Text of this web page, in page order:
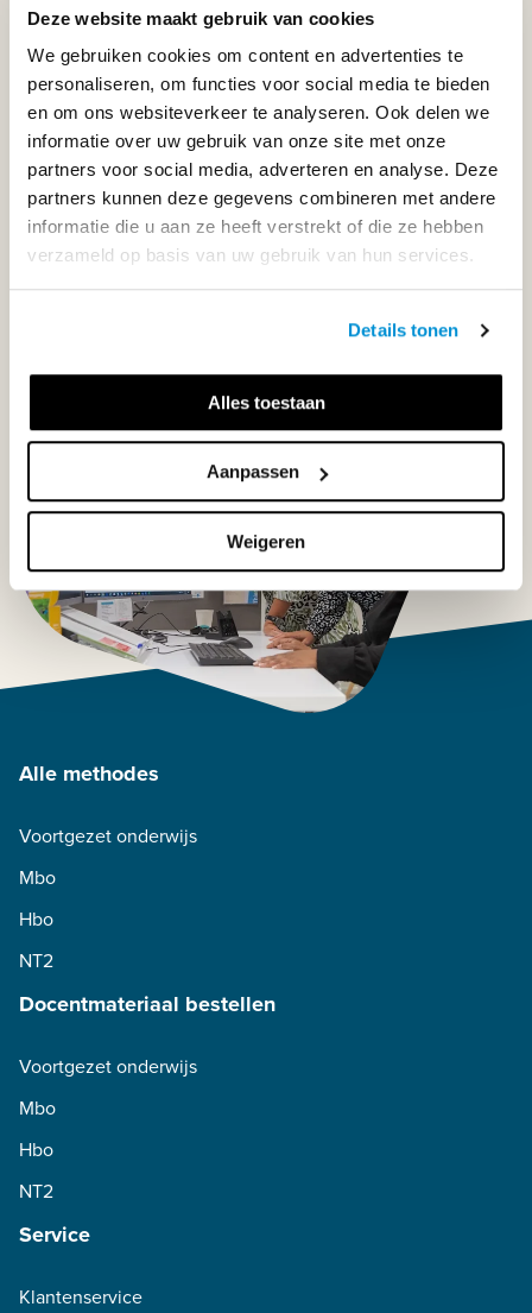
Deze website maakt gebruik van cookies
We gebruiken cookies om content en advertenties te
personaliseren, om functies voor social media te bieden
en om ons websiteverkeer te analyseren. Ook delen we
informatie over uw gebruik van onze site met onze
partners voor social media, adverteren en analyse. Deze
partners kunnen deze gegevens combineren met andere
informatie die u aan ze heeft verstrekt of die ze hebben
verzameld op basis van uw gebruik van hun services.
Details tonen
Alles toestaan
Aanpassen
Weigeren
033-4483000
Maandag t/m vrijdag | 08.00 - 17.00 uur
Klantenservice
Alle methodes
Voortgezet onderwijs
Mbo
Hbo
NT2
Docentmateriaal bestellen
Voortgezet onderwijs
Mbo
Hbo
NT2
Service
Klantenservice